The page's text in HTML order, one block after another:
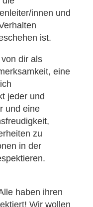
innen und
ist.
dir als
eine
jeder und
und eine
zu
in der
haben ihren
Wir wollen